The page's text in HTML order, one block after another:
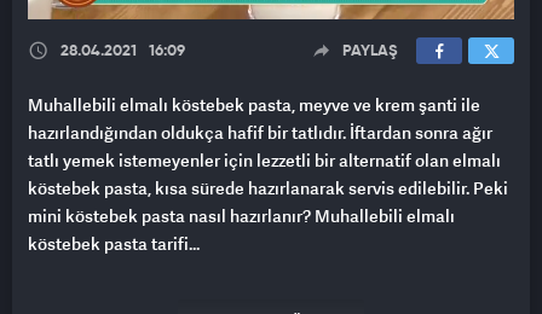
28.04.2021 16:09 PAYLAŞ
Muhallebili elmalı köstebek pasta, meyve ve krem şanti ile
hazırlandığından oldukça hafif bir tatlıdır. İftardan sonra ağır
tatlı yemek istemeyenler için lezzetli bir alternatif olan elmalı
köstebek pasta, kısa sürede hazırlanarak servis edilebilir. Peki
mini köstebek pasta nasıl hazırlanır? Muhallebili elmalı
köstebek pasta tarifi...